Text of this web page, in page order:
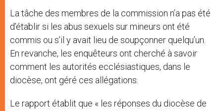
La tâche des membres de la commission n’a pas été
d’établir si les abus sexuels sur mineurs ont été
commis ou s’il y avait lieu de soupçonner quelqu’un.
En revanche, les enquêteurs ont cherché à savoir
comment les autorités ecclésiastiques, dans le
diocèse, ont géré ces allégations.
Le rapport établit que « les réponses du diocèse de